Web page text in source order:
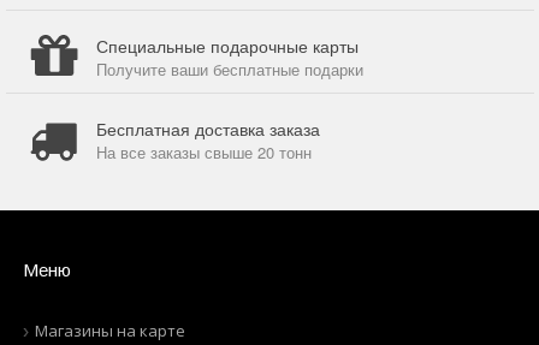
Специальные подарочные карты
Получите ваши бесплатные подарки
Бесплатная доставка заказа
На все заказы свыше 20 тонн
Меню
Магазины на карте